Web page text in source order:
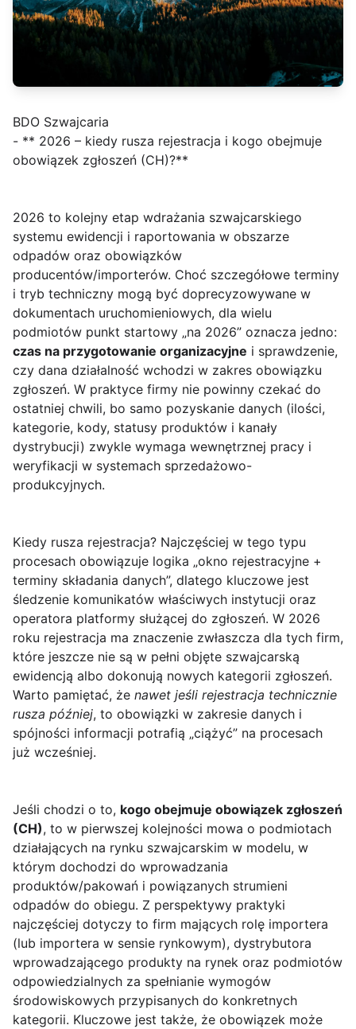
BDO Szwajcaria
- ** 2026 – kiedy rusza rejestracja i kogo obejmuje
obowiązek zgłoszeń (CH)?**
2026 to kolejny etap wdrażania szwajcarskiego
systemu ewidencji i raportowania w obszarze
odpadów oraz obowiązków
producentów/importerów. Choć szczegółowe terminy
i tryb techniczny mogą być doprecyzowywane w
dokumentach uruchomieniowych, dla wielu
podmiotów punkt startowy „na 2026” oznacza jedno:
czas na przygotowanie organizacyjne i sprawdzenie,
czy dana działalność wchodzi w zakres obowiązku
zgłoszeń. W praktyce firmy nie powinny czekać do
ostatniej chwili, bo samo pozyskanie danych (ilości,
kategorie, kody, statusy produktów i kanały
dystrybucji) zwykle wymaga wewnętrznej pracy i
weryfikacji w systemach sprzedażowo-
produkcyjnych.
Kiedy rusza rejestracja? Najczęściej w tego typu
procesach obowiązuje logika „okno rejestracyjne +
terminy składania danych”, dlatego kluczowe jest
śledzenie komunikatów właściwych instytucji oraz
operatora platformy służącej do zgłoszeń. W 2026
roku rejestracja ma znaczenie zwłaszcza dla tych firm,
które jeszcze nie są w pełni objęte szwajcarską
ewidencją albo dokonują nowych kategorii zgłoszeń.
Warto pamiętać, że nawet jeśli rejestracja technicznie
rusza później, to obowiązki w zakresie danych i
spójności informacji potrafią „ciążyć” na procesach
już wcześniej.
Jeśli chodzi o to, kogo obejmuje obowiązek zgłoszeń
(CH), to w pierwszej kolejności mowa o podmiotach
działających na rynku szwajcarskim w modelu, w
którym dochodzi do wprowadzania
produktów/pakowań i powiązanych strumieni
odpadów do obiegu. Z perspektywy praktyki
najczęściej dotyczy to firm mających rolę importera
(lub importera w sensie rynkowym), dystrybutora
wprowadzającego produkty na rynek oraz podmiotów
odpowiedzialnych za spełnianie wymogów
środowiskowych przypisanych do konkretnych
kategorii. Kluczowe jest także, że obowiązek może